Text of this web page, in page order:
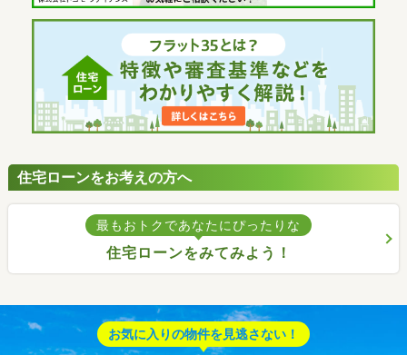
住宅ローンをお考えの方へ
最もおトクであなたにぴったりな
住宅ローンをみてみよう！
お気に入りの物件を見逃さない！